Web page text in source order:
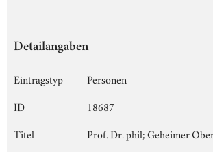
Detailangaben
Eintragstyp
Personen
ID
18687
Titel
Prof. Dr. phil; Geheimer